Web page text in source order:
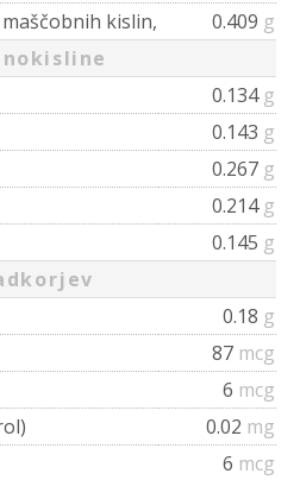
kislin,
0.409 g
0.134 g
0.143 g
0.267 g
0.214 g
0.145 g
0.18 g
87 mcg
6 mcg
0.02 mg
6 mcg